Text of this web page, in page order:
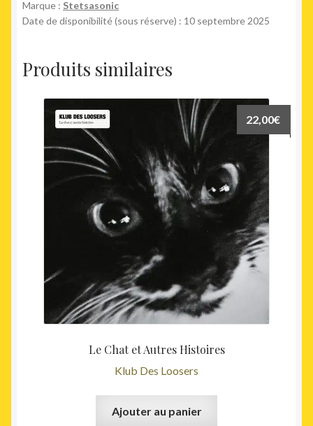
Anniversary
Edition
Marque : Stetsasonic
Date de disponibilité (sous réserve) : 10 septembre 2025
Produits similaires
Le Chat et Autres Histoires
Klub Des Loosers
22,00€
Ajouter au panier